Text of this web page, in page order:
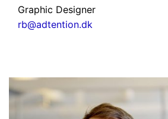
Graphic Designer
rb@adtention.dk